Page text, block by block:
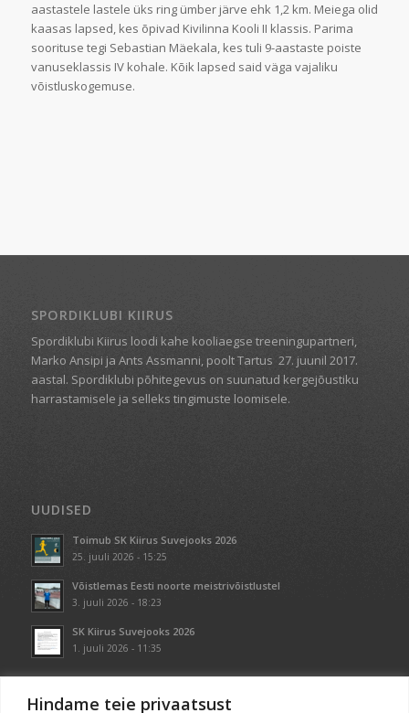
Hindame teie privaatsust
aastastele lastele üks ring ümber järve ehk 1,2 km. Meiega olid
kaasas lapsed, kes õpivad Kivilinna Kooli II klassis. Parima
soorituse tegi Sebastian Mäekala, kes tuli 9-aastaste poiste
vanuseklassis IV kohale. Kõik lapsed said väga vajaliku
võistluskogemuse.
SPORDIKLUBI KIIRUS
Spordiklubi Kiirus loodi kahe kooliaegse treeningupartneri,
Marko Ansipi ja Ants Assmanni, poolt Tartus 27. juunil 2017.
aastal. Spordiklubi põhitegevus on suunatud kergejõustiku
harrastamisele ja selleks tingimuste loomisele.
UUDISED
Toimub SK Kiirus Suvejooks 2026
25. juuli 2026 - 15:25
Võistlemas Eesti noorte meistrivõistlustel
3. juuli 2026 - 18:23
SK Kiirus Suvejooks 2026
1. juuli 2026 - 11:35